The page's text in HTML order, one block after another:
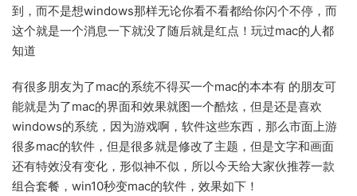
到，而不是想windows那样无论你看不看都给你闪个不停，而
这个就是一个消息一下就没了随后就是红点！玩过mac的人都
知道
有很多朋友为了mac的系统不得买一个mac的本本有 的朋友可
能就是为了mac的界面和效果就图一个酷炫，但是还是喜欢
windows的系统，因为游戏啊，软件这些东西，那么市面上游
很多mac的软件，但是很多就是修改了主题，但是文字和画面
还有特效没有变化，形似神不似，所以今天给大家伙推荐一款
组合套餐，win10秒变mac的软件，效果如下！